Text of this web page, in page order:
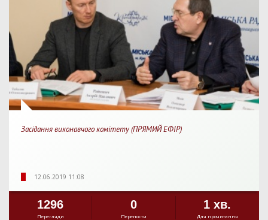
Засідання виконавчого комітету (ПРЯМИЙ ЕФІР)
12.06.2019 11:08
1296
Перегляди
0
Перепости
1 хв.
Для прочитання